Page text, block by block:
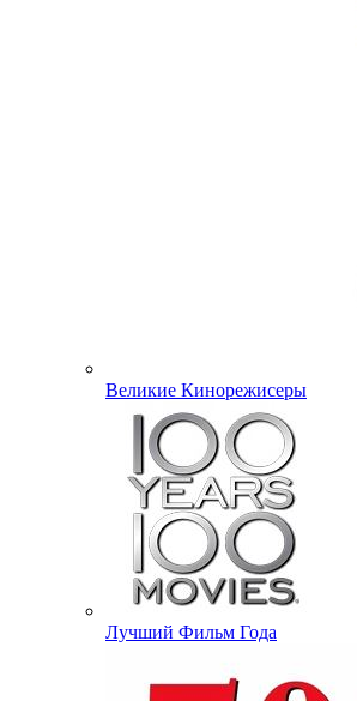
Великие Кинорежисеры
Лучший Фильм Года